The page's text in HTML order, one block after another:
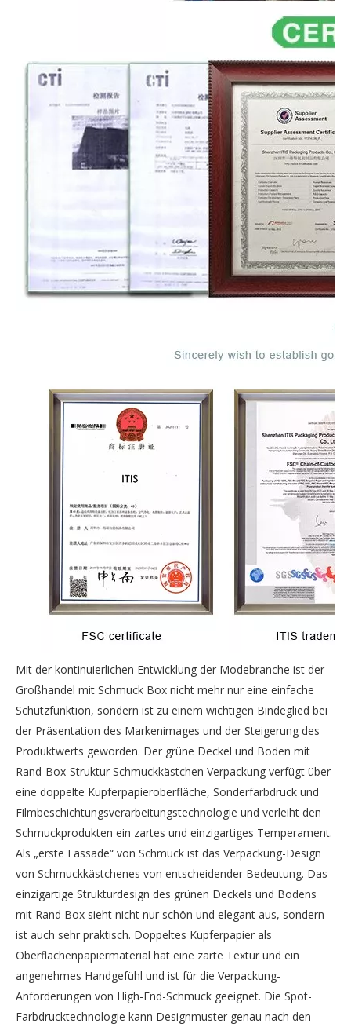
Mit der kontinuierlichen Entwicklung der Modebranche ist der
Großhandel mit Schmuck Box nicht mehr nur eine einfache
Schutzfunktion, sondern ist zu einem wichtigen Bindeglied bei
der Präsentation des Markenimages und der Steigerung des
Produktwerts geworden. Der grüne Deckel und Boden mit
Rand-Box-Struktur Schmuckkästchen Verpackung verfügt über
eine doppelte Kupferpapieroberfläche, Sonderfarbdruck und
Filmbeschichtungsverarbeitungstechnologie und verleiht den
Schmuckprodukten ein zartes und einzigartiges Temperament.
Als „erste Fassade“ von Schmuck ist das Verpackung-Design
von Schmuckkästchenes von entscheidender Bedeutung. Das
einzigartige Strukturdesign des grünen Deckels und Bodens
mit Rand Box sieht nicht nur schön und elegant aus, sondern
ist auch sehr praktisch. Doppeltes Kupferpapier als
Oberflächenpapiermaterial hat eine zarte Textur und ein
angenehmes Handgefühl und ist für die Verpackung-
Anforderungen von High-End-Schmuck geeignet. Die Spot-
Farbdrucktechnologie kann Designmuster genau nach den